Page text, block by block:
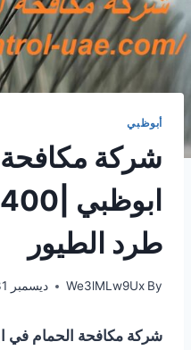
أبوظبي
شركة
طرد الطيور
By
We3lMLw9Ux ديسمبر 31, 2022
شركة مكافحة الحمام في